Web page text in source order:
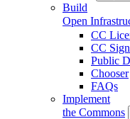
Build
Open
CC
CC
Public
Chooser
FAQs
Implement
the Commons